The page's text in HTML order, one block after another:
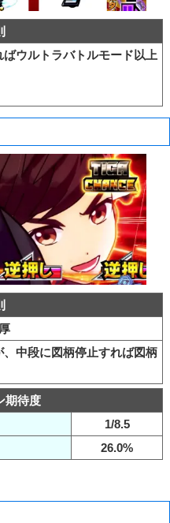
ばウルトラバトルモード以上
、中段に図柄停止すれば図柄
期待度
1/8.5
26.0%